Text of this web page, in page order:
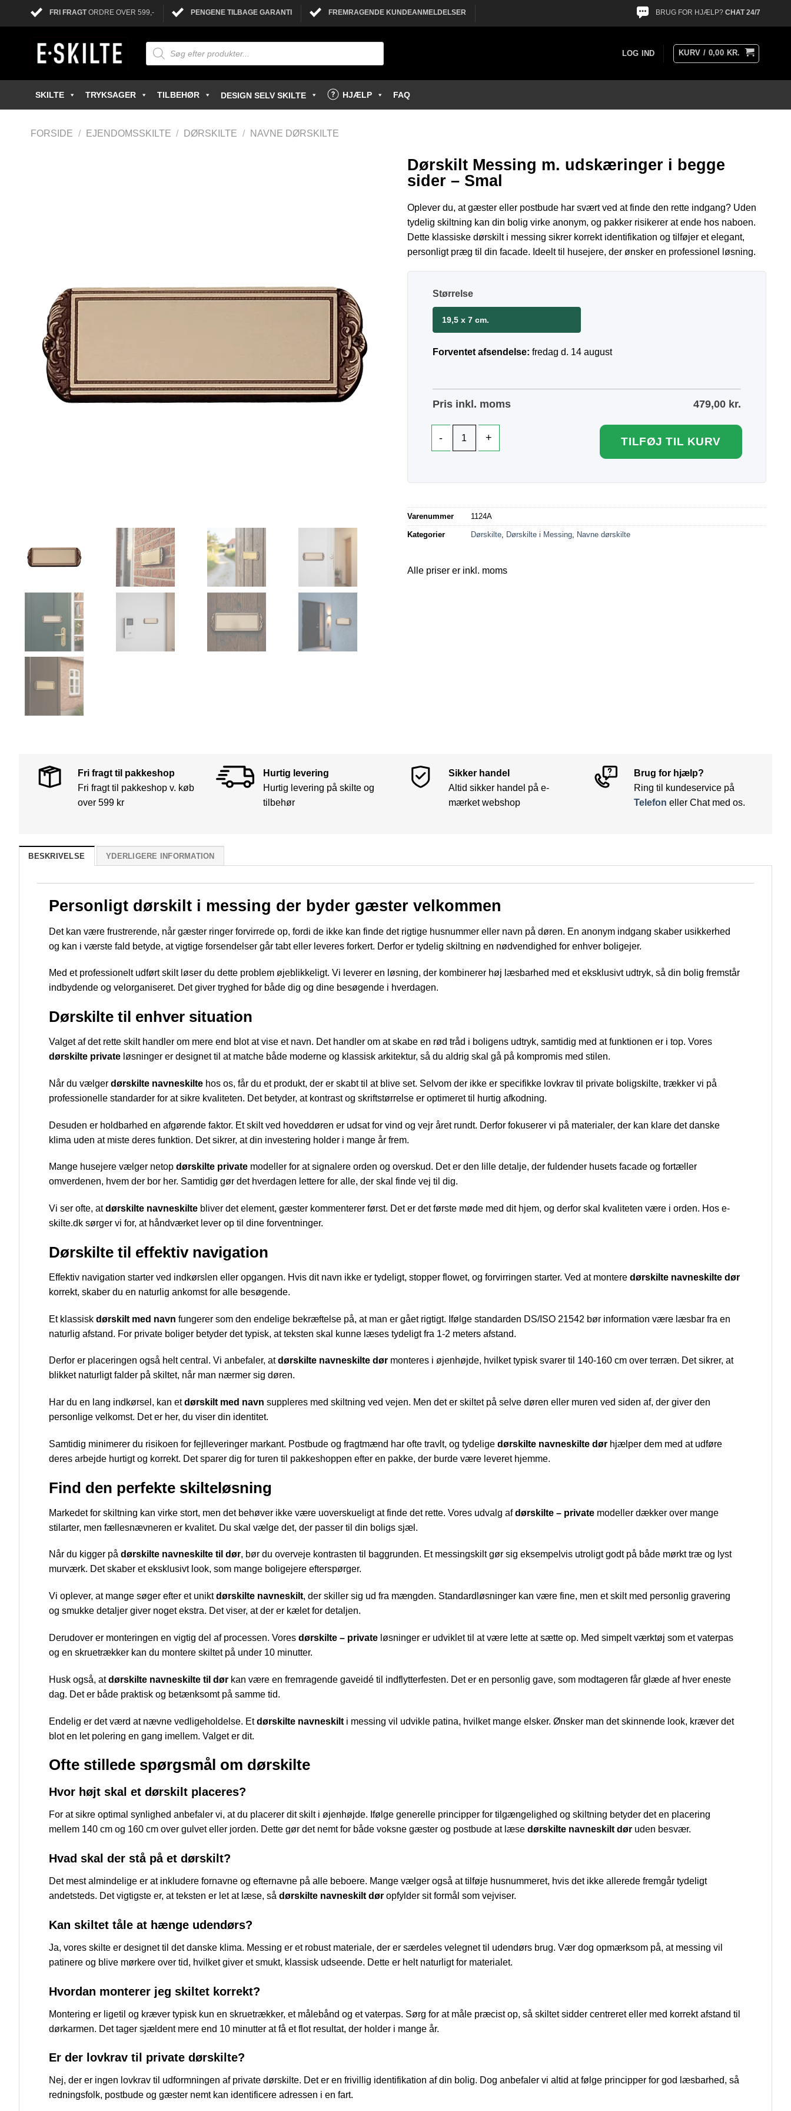
FRI FRAGTORDRE OVER 599,- PENGENE TILBAGE GARANTI FREMRAGENDE KUNDEANMELDELSER BRUG FOR HJÆLP? CHAT 24/7
LOG IND KURV / 0,00 KR.
SKILTE TRYKSAGER TILBEHØR DESIGN SELV SKILTE HJÆLP FAQ
FORSIDE / EJENDOMSSKILTE / DØRSKILTE / NAVNE DØRSKILTE
Dørskilt Messing m. udskæringer i begge
sider – Smal
Oplever du, at gæster eller postbude har svært ved at finde den rette indgang? Uden
tydelig skiltning kan din bolig virke anonym, og pakker risikerer at ende hos naboen.
Dette klassiske dørskilt i messing sikrer korrekt identifikation og tilføjer et elegant,
personligt præg til din facade. Ideelt til husejere, der ønsker en professionel løsning.
Størrelse
19,5 x 7 cm.
Forventet afsendelse: fredag d. 14 august
Pris inkl. moms 479,00 kr.
TILFØJ TIL KURV
Varenummer 1124A
Kategorier Dørskilte Dørskilte i Messing Navne dørskilte
Alle priser er inkl. moms
Fri fragt til pakkeshop
Fri fragt til pakkeshop v. køb
over 599 kr
Hurtig levering
Hurtig levering på skilte og
tilbehør
Sikker handel
Altid sikker handel på e-
mærket webshop
Brug for hjælp?
Ring til kundeservice på
Telefon eller Chat med os.
BESKRIVELSE YDERLIGERE INFORMATION
Personligt dørskilt i messing der byder gæster velkommen
Det kan være frustrerende, når gæster ringer forvirrede op, fordi de ikke kan finde det rigtige husnummer eller navn på døren. En anonym indgang skaber usikkerhed
og kan i værste fald betyde, at vigtige forsendelser går tabt eller leveres forkert. Derfor er tydelig skiltning en nødvendighed for enhver boligejer.
Med et professionelt udført skilt løser du dette problem øjeblikkeligt. Vi leverer en løsning, der kombinerer høj læsbarhed med et eksklusivt udtryk, så din bolig fremstår
indbydende og velorganiseret. Det giver tryghed for både dig og dine besøgende i hverdagen.
Dørskilte til enhver situation
Valget af det rette skilt handler om mere end blot at vise et navn. Det handler om at skabe en rød tråd i boligens udtryk, samtidig med at funktionen er i top. Vores
dørskilte private løsninger er designet til at matche både moderne og klassisk arkitektur, så du aldrig skal gå på kompromis med stilen.
Når du vælger dørskilte navneskilte hos os, får du et produkt, der er skabt til at blive set. Selvom der ikke er specifikke lovkrav til private boligskilte, trækker vi på
professionelle standarder for at sikre kvaliteten. Det betyder, at kontrast og skriftstørrelse er optimeret til hurtig afkodning.
Desuden er holdbarhed en afgørende faktor. Et skilt ved hoveddøren er udsat for vind og vejr året rundt. Derfor fokuserer vi på materialer, der kan klare det danske
klima uden at miste deres funktion. Det sikrer, at din investering holder i mange år frem.
Mange husejere vælger netop dørskilte private modeller for at signalere orden og overskud. Det er den lille detalje, der fuldender husets facade og fortæller
omverdenen, hvem der bor her. Samtidig gør det hverdagen lettere for alle, der skal finde vej til dig.
Vi ser ofte, atdørskilte navneskilte bliver det element, gæster kommenterer først. Det er det første møde med dit hjem, og derfor skal kvaliteten være i orden. Hos e-
skilte.dk sørger vi for, at håndværket lever op til dine forventninger.
Dørskilte til effektiv navigation
Effektiv navigation starter ved indkørslen eller opgangen. Hvis dit navn ikke er tydeligt, stopper flowet, og forvirringen starter. Ved at montere dørskilte navneskilte dør
korrekt, skaber du en naturlig ankomst for alle besøgende.
Et klassisk dørskilt med navn fungerer som den endelige bekræftelse på, at man er gået rigtigt. Ifølge standarden DS/ISO 21542 bør information være læsbar fra en
naturlig afstand. For private boliger betyder det typisk, at teksten skal kunne læses tydeligt fra 1-2 meters afstand.
Derfor er placeringen også helt central. Vi anbefaler, atdørskilte navneskilte dør monteres i øjenhøjde, hvilket typisk svarer til 140-160 cm over terræn. Det sikrer, at
blikket naturligt falder på skiltet, når man nærmer sig døren.
Har du en lang indkørsel, kan etdørskilt med navn suppleres med skiltning ved vejen. Men det er skiltet på selve døren eller muren ved siden af, der giver den
personlige velkomst. Det er her, du viser din identitet.
Samtidig minimerer du risikoen for fejlleveringer markant. Postbude og fragtmænd har ofte travlt, og tydelige dørskilte navneskilte dør hjælper dem med at udføre
deres arbejde hurtigt og korrekt. Det sparer dig for turen til pakkeshoppen efter en pakke, der burde være leveret hjemme.
Find den perfekte skilteløsning
Markedet for skiltning kan virke stort, men det behøver ikke være uoverskueligt at finde det rette. Vores udvalg afdørskilte – private modeller dækker over mange
stilarter, men fællesnævneren er kvalitet. Du skal vælge det, der passer til din boligs sjæl.
Når du kigger på dørskilte navneskilte til dør, bør du overveje kontrasten til baggrunden. Et messingskilt gør sig eksempelvis utroligt godt på både mørkt træ og lyst
murværk. Det skaber et eksklusivt look, som mange boligejere efterspørger.
Vi oplever, at mange søger efter et uniktdørskilte navneskilt, der skiller sig ud fra mængden. Standardløsninger kan være fine, men et skilt med personlig gravering
og smukke detaljer giver noget ekstra. Det viser, at der er kælet for detaljen.
Derudover er monteringen en vigtig del af processen. Vores dørskilte – private løsninger er udviklet til at være lette at sætte op. Med simpelt værktøj som et vaterpas
og en skruetrækker kan du montere skiltet på under 10 minutter.
Husk også, atdørskilte navneskilte til dør kan være en fremragende gaveidé til indflytterfesten. Det er en personlig gave, som modtageren får glæde af hver eneste
dag. Det er både praktisk og betænksomt på samme tid.
Endelig er det værd at nævne vedligeholdelse. Etdørskilte navneskilt i messing vil udvikle patina, hvilket mange elsker. Ønsker man det skinnende look, kræver det
blot en let polering en gang imellem. Valget er dit.
Ofte stillede spørgsmål om dørskilte
Hvor højt skal et dørskilt placeres?
For at sikre optimal synlighed anbefaler vi, at du placerer dit skilt i øjenhøjde. Ifølge generelle principper for tilgængelighed og skiltning betyder det en placering
mellem 140 cm og 160 cm over gulvet eller jorden. Dette gør det nemt for både voksne gæster og postbude at læse dørskilte navneskilt dør uden besvær.
Hvad skal der stå på et dørskilt?
Det mest almindelige er at inkludere fornavne og efternavne på alle beboere. Mange vælger også at tilføje husnummeret, hvis det ikke allerede fremgår tydeligt
andetsteds. Det vigtigste er, at teksten er let at læse, så dørskilte navneskilt dør opfylder sit formål som vejviser.
Kan skiltet tåle at hænge udendørs?
Ja, vores skilte er designet til det danske klima. Messing er et robust materiale, der er særdeles velegnet til udendørs brug. Vær dog opmærksom på, at messing vil
patinere og blive mørkere over tid, hvilket giver et smukt, klassisk udseende. Dette er helt naturligt for materialet.
Hvordan monterer jeg skiltet korrekt?
Montering er ligetil og kræver typisk kun en skruetrækker, et målebånd og et vaterpas. Sørg for at måle præcist op, så skiltet sidder centreret eller med korrekt afstand til
dørkarmen. Det tager sjældent mere end 10 minutter at få et flot resultat, der holder i mange år.
Er der lovkrav til private dørskilte?
Nej, der er ingen lovkrav til udformningen af private dørskilte. Det er en frivillig identifikation af din bolig. Dog anbefaler vi altid at følge principper for god læsbarhed, så
redningsfolk, postbude og gæster nemt kan identificere adressen i en fart.